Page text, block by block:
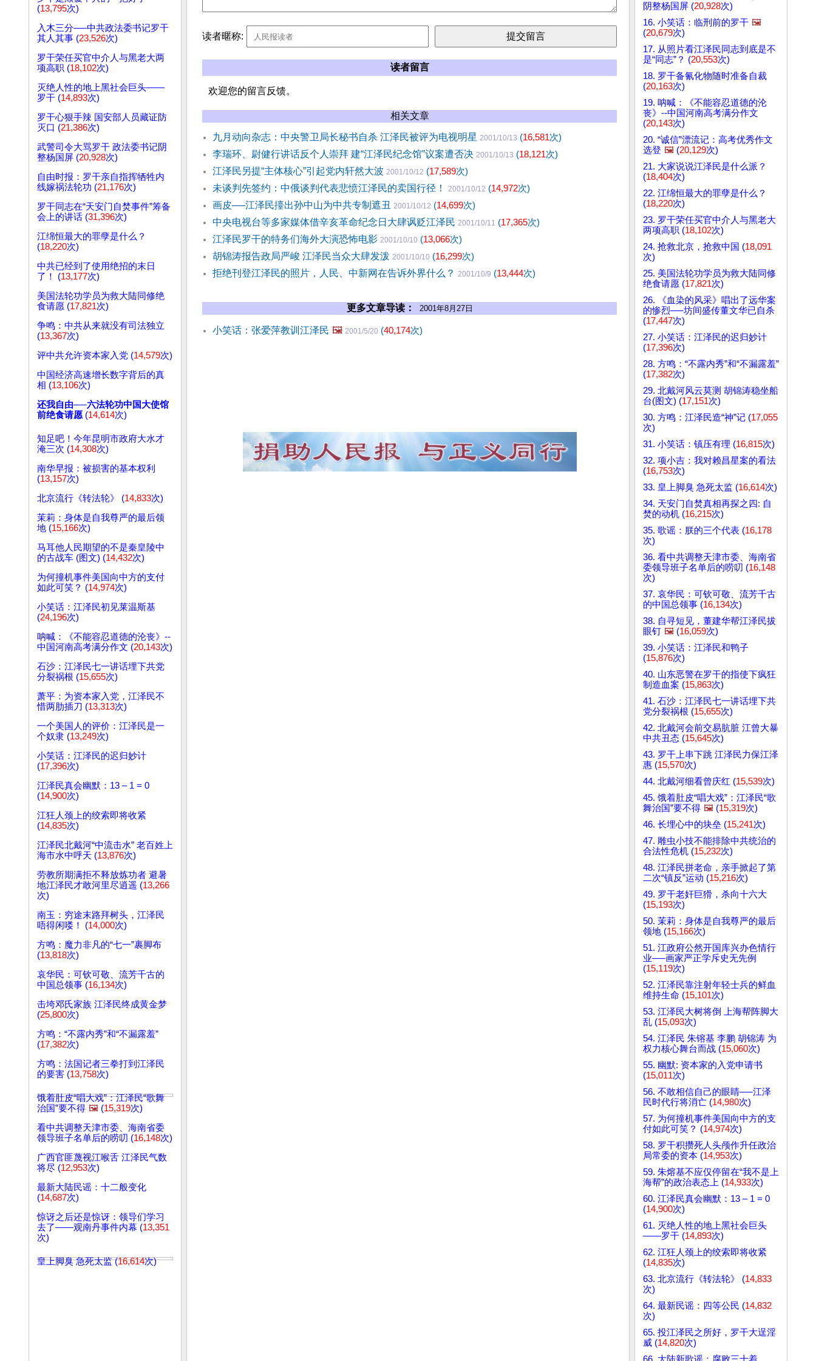
(13,795次)
入木三分──中共政法委书记罗干
其人其事 (23,526次)
罗干荣任买官中介人与黑老大两
项高职 (18,102次)
灭绝人性的地上黑社会巨头——
罗干 (14,893次)
罗干心狠手辣 国安部人员藏证防
灭口 (21,386次)
武警司令大骂罗干 政法委书记阴
整杨国屏 (20,928次)
自由时报：罗干亲自指挥牺牲内
线嫁祸法轮功 (21,176次)
罗干同志在“天安门自焚事件”筹备
会上的讲话 (31,396次)
江绵恒最大的罪孽是什么？
(18,220次)
中共已经到了使用绝招的末日
了！ (13,177次)
美国法轮功学员为救大陆同修绝
食请愿 (17,821次)
争鸣：中共从来就没有司法独立
(13,367次)
评中共允许资本家入党 (14,579次)
中国经济高速增长数字背后的真
相 (13,106次)
还我自由──六法轮功中国大使馆
前绝食请愿 (14,614次)
知足吧！今年昆明市政府大水才
淹三次 (14,308次)
南华早报：被损害的基本权利
(13,157次)
北京流行《转法轮》 (14,833次)
茉莉：身体是自我尊严的最后领
地 (15,166次)
马耳他人民期望的不是秦皇陵中
的古战车 (图文) (14,432次)
为何撞机事件美国向中方的支付
如此可笑？ (14,974次)
小笑话：江泽民初见莱温斯基
(24,196次)
呐喊：《不能容忍道德的沦丧》--
中国河南高考满分作文 (20,143次)
石沙：江泽民七一讲话埋下共党
分裂祸根 (15,655次)
萧平：为资本家入党，江泽民不
惜两肋插刀 (13,313次)
一个美国人的评价：江泽民是一
个奴隶 (13,249次)
小笑话：江泽民的迟归妙计
(17,396次)
江泽民真会幽默：13 – 1 = 0
(14,900次)
江狂人颈上的绞索即将收紧
(14,835次)
江泽民北戴河“中流击水” 老百姓上
海市水中呼天 (13,876次)
劳教所期满拒不释放炼功者 避暑
地江泽民才敢河里尽逍遥 (13,266
次)
南玉：穷途末路拜树头，江泽民
唔得闲喽！ (14,000次)
方鸣：魔力非凡的“七一”裹脚布
(13,818次)
哀华民：可钦可敬、流芳千古的
中国总领事 (16,134次)
击垮邓氏家族 江泽民终成黄金梦
(25,800次)
方鸣：“不露内秀”和“不漏露羞”
(17,382次)
方鸣：法国记者三拳打到江泽民
的要害 (13,758次)
饿着肚皮“唱大戏”：江泽民“歌舞
治国”要不得 🖼️ (15,319次)
看中共调整天津市委、海南省委
领导班子名单后的唠叨 (16,148次)
广西官匪蔑视江喉舌 江泽民气数
将尽 (12,953次)
最新大陆民谣：十二般变化
(14,687次)
惊讶之后还是惊讶：领导们学习
去了——观南丹事件内幕 (13,351
次)
皇上脚臭 急死太监 (16,614次)
读者暱称:
读者留言
欢迎您的留言反馈。
相关文章
九月动向杂志：中央警卫局长秘书自杀 江泽民被评为电视明星 2001/10/13 (16,581次)
李瑞环、尉健行讲话反个人崇拜 建“江泽民纪念馆”议案遭否决 2001/10/13 (18,121次)
江泽民另提“主体核心”引起党内轩然大波 2001/10/12 (17,589次)
未谈判先签约：中俄谈判代表悲愤江泽民的卖国行径！
2001/10/12 (14,972次)
画皮──江泽民擡出孙中山为中共专制遮丑 2001/10/12 (14,699次)
中央电视台等多家媒体借辛亥革命纪念日大肆讽贬江泽民 2001/10/11 (17,365次)
江泽民罗干的特务们海外大演恐怖电影 2001/10/10 (13,066次)
胡锦涛报告政局严峻 江泽民当众大肆发泼 2001/10/10 (16,299次)
拒绝刊登江泽民的照片，人民、中新网在告诉外界什么？ 2001/10/9 (13,444次)
更多文章导读： 2001年8月27日
小笑话：张爱萍教训江泽民 🖼️ 2001/5/20 (40,174次)
阴整杨国屏 (20,928次)
16. 小笑话：临刑前的罗干 🖼️
(20,679次)
17. 从照片看江泽民同志到底是不
是“同志”？ (20,553次)
18. 罗干备氰化物随时准备自裁
(20,163次)
19. 呐喊：《不能容忍道德的沦
丧》--中国河南高考满分作文
(20,143次)
20. “诚信”漂流记：高考优秀作文
选登 🖼️ (20,129次)
21. 大家说说江泽民是什么派？
(18,404次)
22. 江绵恒最大的罪孽是什么？
(18,220次)
23. 罗干荣任买官中介人与黑老大
两项高职 (18,102次)
24. 抢救北京，抢救中国 (18,091
次)
25. 美国法轮功学员为救大陆同修
绝食请愿 (17,821次)
26. 《血染的风采》唱出了远华案
的惨烈──坊间盛传董文华已自杀
(17,447次)
27. 小笑话：江泽民的迟归妙计
(17,396次)
28. 方鸣：“不露内秀”和“不漏露羞”
(17,382次)
29. 北戴河风云莫测 胡锦涛稳坐船
台(图文) (17,151次)
30. 方鸣：江泽民造“神”记 (17,055
次)
31. 小笑话：镇压有理 (16,815次)
32. 项小吉：我对赖昌星案的看法
(16,753次)
33. 皇上脚臭 急死太监 (16,614次)
34. 天安门自焚真相再探之四: 自
焚的动机 (16,215次)
35. 歌谣：朕的三个代表 (16,178
次)
36. 看中共调整天津市委、海南省
委领导班子名单后的唠叨 (16,148
次)
37. 哀华民：可钦可敬、流芳千古
的中国总领事 (16,134次)
38. 自寻短见，董建华帮江泽民拔
眼钉 🖼️ (16,059次)
39. 小笑话：江泽民和鸭子
(15,876次)
40. 山东恶警在罗干的指使下疯狂
制造血案 (15,863次)
41. 石沙：江泽民七一讲话埋下共
党分裂祸根 (15,655次)
42. 北戴河会前交易肮脏 江曾大暴
中共丑态 (15,645次)
43. 罗干上串下跳 江泽民力保江泽
惠 (15,570次)
44. 北戴河细看曾庆红 (15,539次)
45. 饿着肚皮“唱大戏”：江泽民“歌
舞治国”要不得 🖼️ (15,319次)
46. 长埋心中的块垒 (15,241次)
47. 雕虫小技不能排除中共统治的
合法性危机 (15,232次)
48. 江泽民拼老命，亲手掀起了第
二次“镇反”运动 (15,216次)
49. 罗干老奸巨猾，杀向十六大
(15,193次)
50. 茉莉：身体是自我尊严的最后
领地 (15,166次)
51. 江政府公然开国库兴办色情行
业──画家严正学斥史无先例
(15,119次)
52. 江泽民靠注射年轻士兵的鲜血
维持生命 (15,101次)
53. 江泽民大树将倒 上海帮阵脚大
乱 (15,093次)
54. 江泽民 朱镕基 李鹏 胡锦涛 为
权力核心舞台而战 (15,060次)
55. 幽默: 资本家的入党申请书
(15,011次)
56. 不敢相信自己的眼睛──江泽
民时代行将消亡 (14,980次)
57. 为何撞机事件美国向中方的支
付如此可笑？ (14,974次)
58. 罗干积攒死人头颅作升任政治
局常委的资本 (14,953次)
59. 朱熔基不应仅停留在“我不是上
海帮”的政治表态上 (14,933次)
60. 江泽民真会幽默：13 – 1 = 0
(14,900次)
61. 灭绝人性的地上黑社会巨头
——罗干 (14,893次)
62. 江狂人颈上的绞索即将收紧
(14,835次)
63. 北京流行《转法轮》 (14,833
次)
64. 最新民谣：四等公民 (14,832
次)
65. 投江泽民之所好，罗干大逞淫
威 (14,820次)
66. 大陆新歌谣：腐败三十着